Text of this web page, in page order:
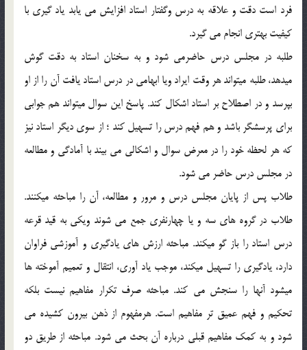
فرد است دقت و علاقه به درس وگفتار استاد افزايش مي يابد ياد گيري با
کيفيت بهتري انجام مي گيرد.
طلبه در مجلس درس حاضرمي شود و به سخنان استاد به دقت گوش
ميدهد، طلبه ميتواند هر وقت ايراد ويا ابهامي در درس استاد يافت آن را از او
بپرسد و در اصطلاح بر استاد اشکال کند. پاسخ اين سوال ميتواند هم جوابي
براي پرسشگر باشد و هم فهم درس را تسهيل کند ؛ از سوي ديگر استاد نيز
که هر لحظه خود را در معرض سوال و اشکالي مي بيند با آمادگي و مطالعه
در مجلس درس حاضر مي شود.
طلاب پس از پايان مجلس درس و مرور و مطالعه، آن را مباحثه ميکنند.
طلاب در گروه هاي سه و يا چهارنفري جمع مي شوند ويکي به قيد قرعه
درس استاد را باز گو ميکند. مباحثه ارزش هاي يادگيري و آموزشي فراوان
دارد، يادگيري را تسهيل ميکند، موجب ياد آوري، انتقال و تعميم آموخته ها
ميشود آنها را سنجش مي کند. مباحثه صرف تکرار مفاهيم نيست بلکه
تحکيم و فهم عميق تر مفاهيم است. هرمفهوم از ذهن بيرون کشيده مي
شود و به کمک مفاهيم قبلي درباره آن بحث مي شود. مباحثه از طريق دو